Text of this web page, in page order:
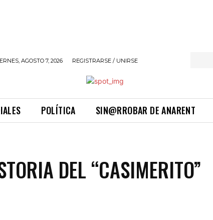
AGOSTO 7, 2026 REGISTRARSE / UNIRSE
POLÍTICA SIN@RROBAR DE ANARENT
DEL “CASIMERITO”